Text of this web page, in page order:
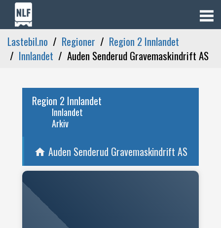
Lastebil.no Regioner
Region 2 Innlandet
Innlandet
Auden Senderud Gravemaskindrift AS
Region 2 Innlandet
Innlandet
Arkiv
home Auden Senderud Gravemaskindrift AS